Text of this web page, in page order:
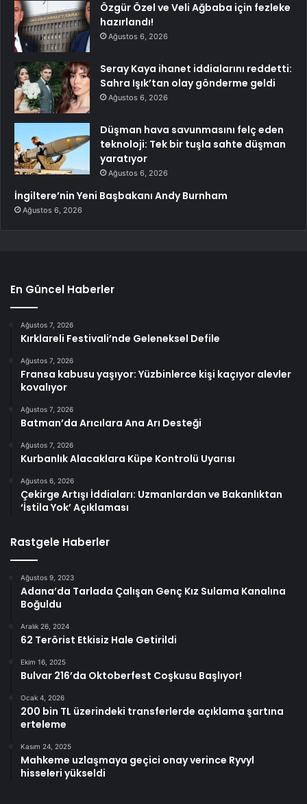
Özgür Özel ve Veli Ağbaba için fezleke
hazırlandı!
Ağustos 6, 2026
Seray Kaya ihanet iddialarını reddetti:
Sahra Işık’tan olay gönderme geldi
Ağustos 6, 2026
Düşman hava savunmasını felç eden
teknoloji: Tek bir tuşla sahte düşman
yaratıyor
Ağustos 6, 2026
İngiltere’nin Yeni Başbakanı Andy Burnham
Ağustos 6, 2026
En Güncel Haberler
Ağustos 7, 2026
Kırklareli Festivali’nde Geleneksel Defile
Ağustos 7, 2026
Fransa kabusu yaşıyor: Yüzbinlerce kişi kaçıyor alevler
kovalıyor
Ağustos 7, 2026
Batman’da Arıcılara Ana Arı Desteği
Ağustos 7, 2026
Kurbanlık Alacaklara Küpe Kontrolü Uyarısı
Ağustos 6, 2026
Çekirge Artışı İddiaları: Uzmanlardan ve Bakanlıktan
‘İstila Yok’ Açıklaması
Rastgele Haberler
Ağustos 9, 2023
Adana’da Tarlada Çalışan Genç Kız Sulama Kanalına
Boğuldu
Aralık 26, 2024
62 Terörist Etkisiz Hale Getirildi
Ekim 16, 2025
Bulvar 216’da Oktoberfest Coşkusu Başlıyor!
Ocak 4, 2026
200 bin TL üzerindeki transferlerde açıklama şartına
erteleme
Kasım 24, 2025
Mahkeme uzlaşmaya geçici onay verince Ryvyl
hisseleri yükseldi